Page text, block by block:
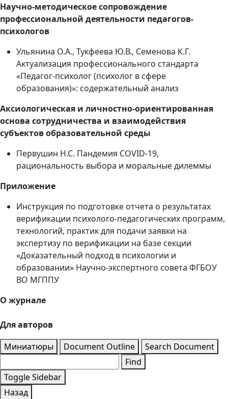
Научно-методическое сопровождение
профессиональной деятельности педагогов-
психологов
Ульянина О.А., Тукфеева Ю.В., Семенова К.Г.
Актуализация профессионального стандарта
«Педагог-психолог (психолог в сфере
образования)»: содержательный анализ
Аксиологическая и личностно-ориентированная
основа сотрудничества и взаимодействия
субъектов образовательной среды
Первушин Н.С. Пандемия COVID-19,
рациональность выбора и моральные дилеммы
Приложение
Инструкция по подготовке отчета о результатах
верификации психолого-педагогических программ,
технологий, практик для подачи заявки на
экспертизу по верификации на базе секции
«Доказательный подход в психологии и
образовании» Научно-экспертного совета ФГБОУ
ВО МГППУ
О журнале
Для авторов
Миниатюры
Document Outline
Search Document
Find
Toggle Sidebar
Назад